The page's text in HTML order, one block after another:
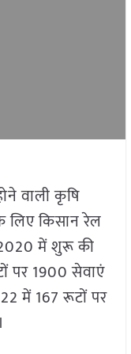
वाली कृषि
लिए किसान रेल
में शुरू की
पर 1900 सेवाएं
में 167 रूटों पर